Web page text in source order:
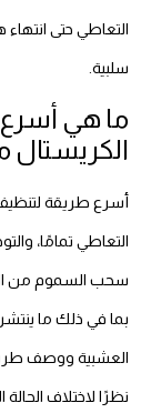
التعاطي حتى انتهاء
سلبية.
ما هي
الكريستال
أسرع طريقة
التعاطي تمامًا،
بما في ذلك ما ينتشر
العشبية ووصف
نظرًا لاختلاف الحالة